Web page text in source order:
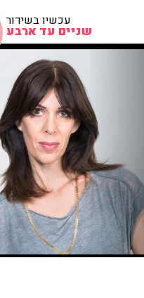
עכשיו בשידור
שניים עד ארבע